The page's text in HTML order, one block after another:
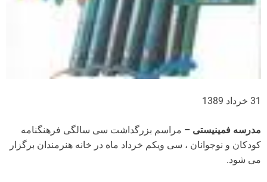
31 خرداد 1389
مدرسه فمینیستی – مراسم بزرگداشت سی سالگی فرهنگنامه
کودکان و نوجوانان ، سی ویکم خرداد ماه در خانه هنرمندان برگزار
می شود.